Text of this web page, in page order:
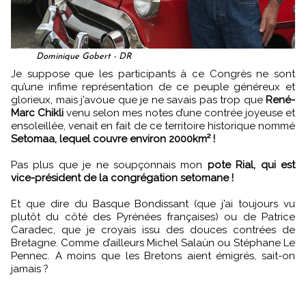
Dominique Gobert - DR
Je suppose que les participants à ce Congrès ne sont
qu’une infime représentation de ce peuple généreux et
glorieux, mais j’avoue que je ne savais pas trop que René-
Marc Chikli venu selon mes notes d’une contrée joyeuse et
ensoleillée, venait en fait de ce territoire historique nommé
Setomaa, lequel couvre environ 2000km² !
Pas plus que je ne soupçonnais mon pote Rial, qui est
vice-président de la congrégation setomane !
Et que dire du Basque Bondissant (que j’ai toujours vu
plutôt du côté des Pyrénées françaises) ou de Patrice
Caradec, que je croyais issu des douces contrées de
Bretagne. Comme d’ailleurs Michel Salaün ou Stéphane Le
Pennec. A moins que les Bretons aient émigrés, sait-on
jamais ?